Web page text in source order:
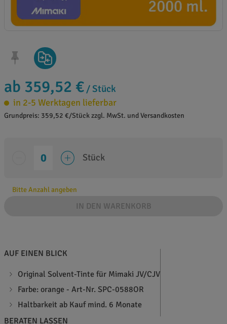
ab 359,52 € / Stück
in 2-5 Werktagen lieferbar
Grundpreis: 359,52 €/Stück zzgl. MwSt. und Versandkosten
Stück
Bitte Anzahl angeben
IN DEN WARENKORB
AUF EINEN BLICK
Original Solvent-Tinte für Mimaki JV/CJV
Farbe: orange - Art-Nr. SPC-0588OR
Haltbarkeit ab Kauf mind. 6 Monate
BERATEN LASSEN